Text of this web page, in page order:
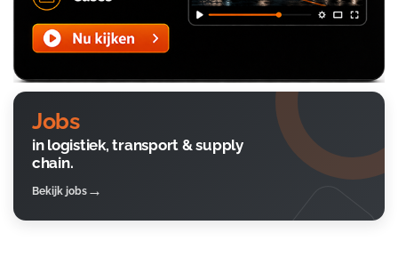
Jobs
in logistiek, transport & supply
chain.
Bekijk jobs